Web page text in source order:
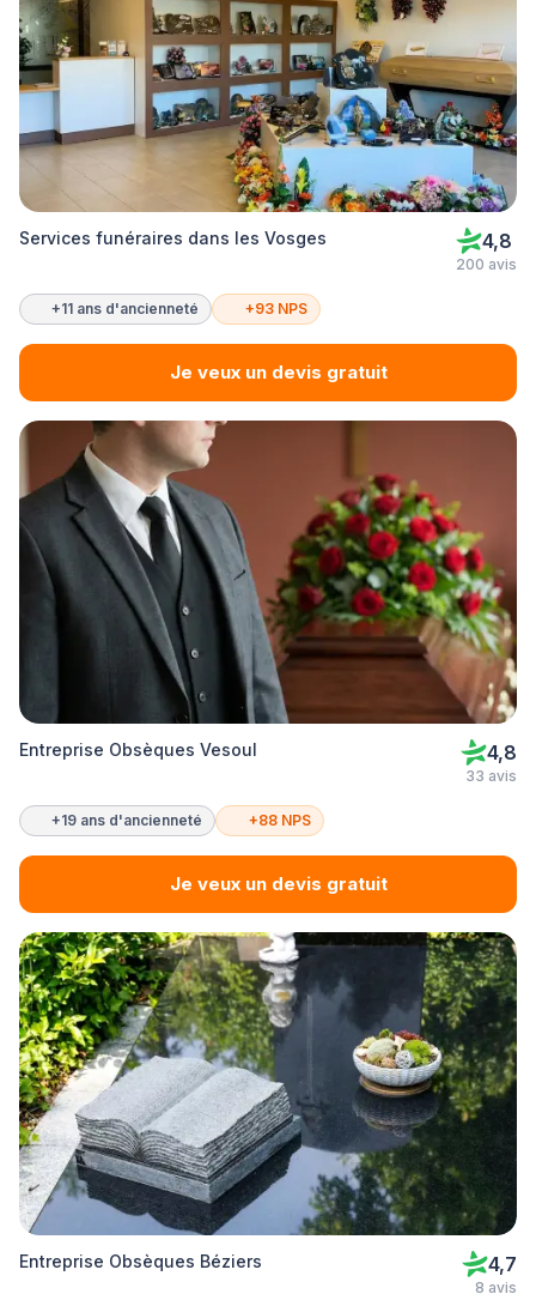
Services funéraires dans les Vosges 4,8
200 avis
+11 ans d'ancienneté +93 NPS
Je veux un devis gratuit
Entreprise Obsèques Vesoul 4,8
33 avis
+19 ans d'ancienneté +88 NPS
Je veux un devis gratuit
Entreprise Obsèques Béziers 4,7
8 avis